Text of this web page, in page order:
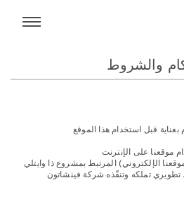
والشروط
قبل استخدام هذا الموقع
موقعنا على الإنترنت
الإلكتروني) المرتبط بمشروع ذا وايتلي
تملكه وتنفّذه شركة فينشاتون